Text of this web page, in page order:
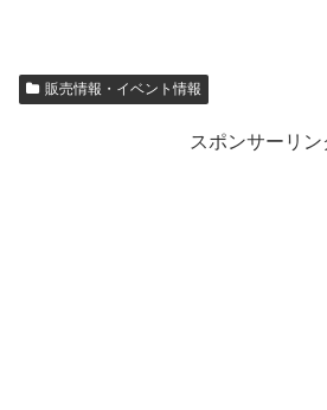
販売情報・イベント情報
スポンサーリン